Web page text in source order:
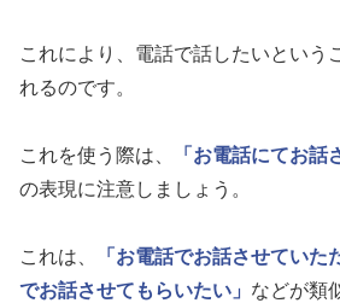
これにより、電話で話したいという
れるのです。
これを使う際は、
「お電話にてお話
の表現に注意しましょう。
これは、 「お電話でお話させていた
でお話させてもらいたい」 などが類